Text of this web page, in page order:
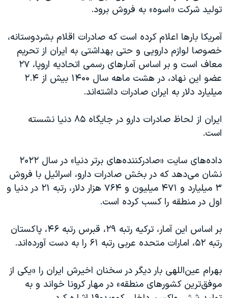
تولید شرکت «اسوه» به فروش برود.
آمریکا بارها اعلام کرده است که صادرات اقلام بشر‌دوستانه،
خصوصا لوازم دارویی و حتی بهداشتی به ایران از تحریم
معاف است و بر اساس آمارهای رسمی اتحادیه اروپا، ۲۷
عضو این نهاد، در هشت ماهه سال ۱۴۰۰ بیش از ۲.۴
میلیارد دلار به ایران صادرات داشته‌اند.
ایران از لحاظ صادرات دارو در جایگاه ۸۵ دنیا نشسته
است.
داده‌های سایت «صادرکننده‌های برتر دنیا» در سال ۲۰۲۲
نشان می‌دهد که در بخش صادرات دارو، اسرائیل با فروش
۳ میلیارد و ۴۷۱ میلیون و ۷۶۴ هزار دلار، رتبه ۲۱ در دنیا و
اول در منطقه را کسب کرده است.
بر اساس این آمار، ترکیه رتبه ۲۹، قبرس رتبه ۴۶، پاکستان
رتبه ۵۲، امارات متحده عربی رتبه ۶۱ را به دست آورده‌اند.
بهرام عین‌اللهی بار دیگر در سخنان اخیرش ایران را «یکی از
موفق‌ترین کشورهای منطقه» در مهار کرونا خواند و به